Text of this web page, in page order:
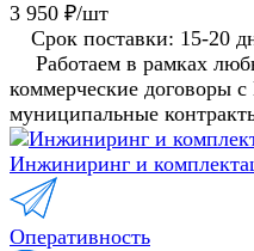
3 950 ₽/шт
Срок поставки: 15-20
Работаем в рамках
коммерческие договоры
муниципальные
Инжиниринг и
Оперативность